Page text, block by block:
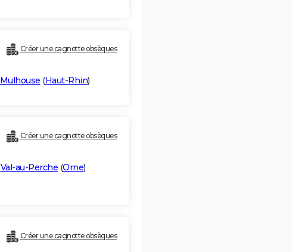
Créer une cagnotte obsèques
Mulhouse (Haut-Rhin)
Créer une cagnotte obsèques
Val-au-Perche (Orne)
Créer une cagnotte obsèques